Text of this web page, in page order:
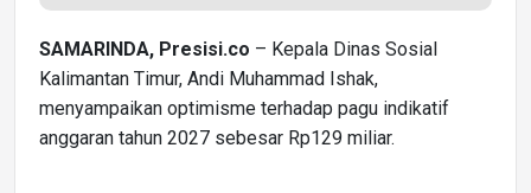
SAMARINDA, Presisi.co – Kepala Dinas Sosial
Kalimantan Timur, Andi Muhammad Ishak,
menyampaikan optimisme terhadap pagu indikatif
anggaran tahun 2027 sebesar Rp129 miliar.